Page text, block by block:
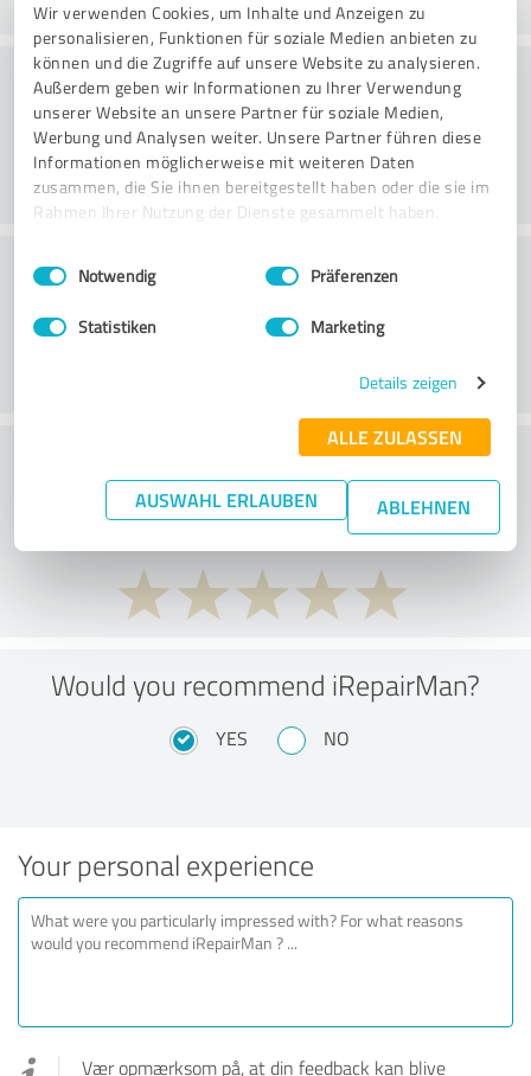
Wir verwenden Cookies, um Inhalte und Anzeigen zu
personalisieren, Funktionen für soziale Medien anbieten zu
können und die Zugriffe auf unsere Website zu analysieren.
Außerdem geben wir Informationen zu Ihrer Verwendung
unserer Website an unsere Partner für soziale Medien,
Werbung und Analysen weiter. Unsere Partner führen diese
Informationen möglicherweise mit weiteren Daten
zusammen, die Sie ihnen bereitgestellt haben oder die sie im
Rahmen Ihrer Nutzung der Dienste gesammelt haben.
Impressum Datenschutzbestimmungen
Einwilligungsauswahl
Notwendig Präferenzen
Statistiken Marketing
Details zeigen
ALLE ZULASSEN
AUSWAHL ERLAUBEN ABLEHNEN
Rådgivning
Kundeservice
What do you think of the price to
performance ratio?
Would you recommend iRepairMan?
YES NO
Your personal experience
Vær opmærksom på, at din feedback kan blive